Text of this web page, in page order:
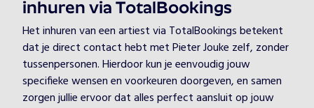
inhuren via TotalBookings
Het inhuren van een artiest via TotalBookings betekent
dat je direct contact hebt met Pieter Jouke zelf, zonder
tussenpersonen. Hierdoor kun je eenvoudig jouw
specifieke wensen en voorkeuren doorgeven, en samen
zorgen jullie ervoor dat alles perfect aansluit op jouw